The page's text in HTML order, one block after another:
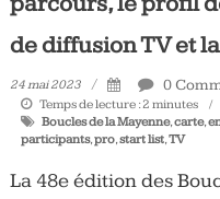
de diffusion TV et
24 mai 2023 0
Temps de lecture :2 minutes
Boucles de la Mayenne,carte,
participants,pro,start list,TV
La 48e édition des